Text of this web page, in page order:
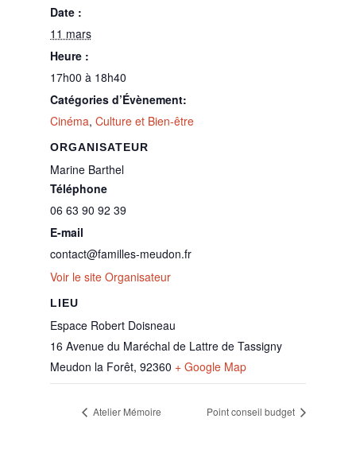
Date :
11 mars
Heure :
17h00 à 18h40
Catégories d’Évènement:
Cinéma, Culture et Bien-être
LIEU
Espace Robert Doisneau
16 Avenue du Maréchal de Lattre de Tassigny
Meudon la Forêt, 92360 + Google Map
ORGANISATEUR
Marine Barthel
Téléphone
06 63 90 92 39
E-mail
contact@familles-meudon.fr
Voir le site Organisateur
Atelier Mémoire Point conseil budget